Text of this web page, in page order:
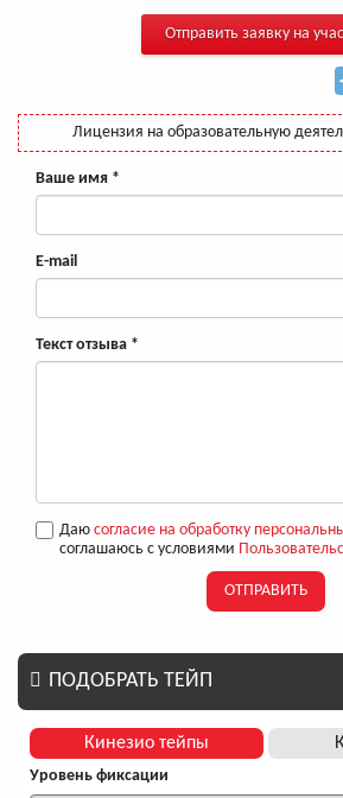
Отправить заявку на
Лицензия на образовательную
Ваше имя *
E-mail
Текст отзыва *
Даю согласие на обработку
соглашаюсь с условиями
ОТПРАВИТЬ
ПОДОБРАТЬ ТЕЙП
Кинезио тейпы
Уровень фиксации